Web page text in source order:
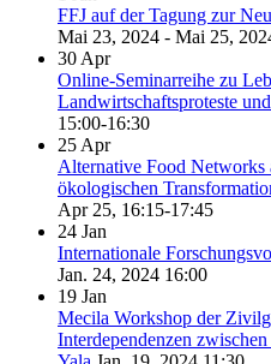
FFJ auf der Tagung zur
Mai 23, 2024 - Mai 25,
30 Apr
Online-Seminarreihe zu
Landwirtschaftsproteste
15:00-16:30
25 Apr
Alternative Food Networks
ökologischen
Apr 25, 16:15-17:45
24 Jan
Internationale
Jan. 24, 2024 16:00
19 Jan
Mecila Workshop der
Interdependenzen